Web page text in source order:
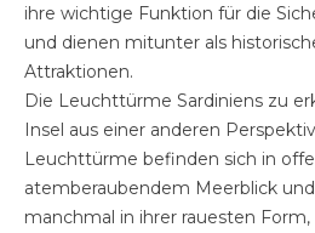
ihre wichtige Funktion für die
und dienen mitunter als
Attraktionen.
Die Leuchttürme Sardiniens zu
Insel aus einer anderen
Leuchttürme befinden sich in
atemberaubendem Meerblick
manchmal in ihrer rauesten